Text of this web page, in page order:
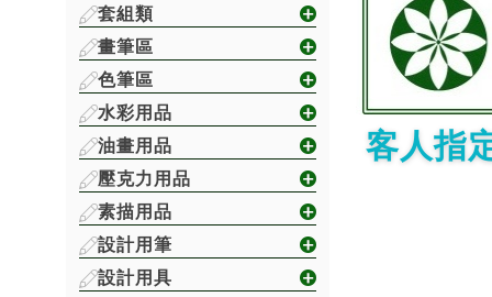
套組類
畫筆區
色筆區
水彩用品
油畫用品
壓克力用品
素描用品
設計用筆
設計用具
客人指